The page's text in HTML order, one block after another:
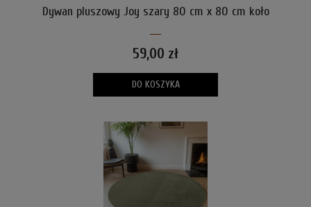
Dywan pluszowy Joy szary 80 cm x 80 cm koło
59,00 zł
DO KOSZYKA